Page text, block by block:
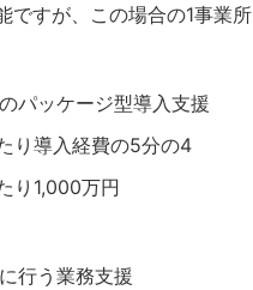
が、この場合の1事業所
パッケージ型導入支援
り導入経費の5分の4
り1,000万円
行う業務支援